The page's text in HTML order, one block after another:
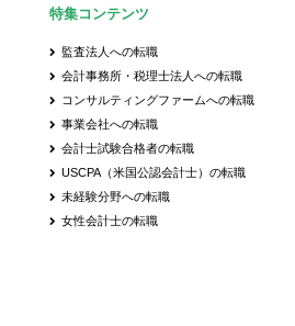
特集コンテンツ
監査法人への転職
会計事務所・税理士法人への転職
コンサルティングファームへの転職
事業会社への転職
会計士試験合格者の転職
USCPA（米国公認会計士）の転職
未経験分野への転職
女性会計士の転職